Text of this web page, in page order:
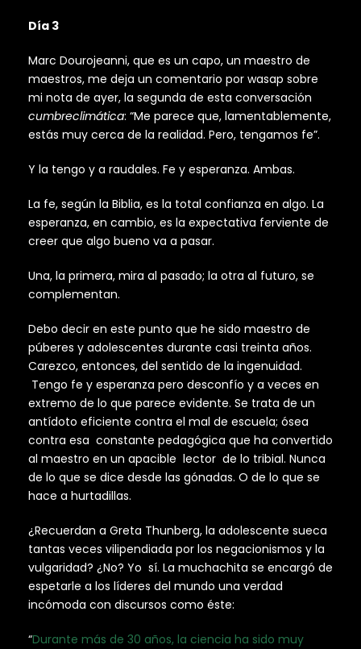
Día 3
Marc Dourojeanni, que es un capo, un maestro de
maestros, me deja un comentario por wasap sobre
mi nota de ayer, la segunda de esta conversación
cumbreclimática: “Me parece que, lamentablemente,
estás muy cerca de la realidad. Pero, tengamos fe”.
Y la tengo y a raudales. Fe y esperanza. Ambas.
La fe, según la Biblia, es la total confianza en algo. La
esperanza, en cambio, es la expectativa ferviente de
creer que algo bueno va a pasar.
Una, la primera, mira al pasado; la otra al futuro, se
complementan.
Debo decir en este punto que he sido maestro de
púberes y adolescentes durante casi treinta años.
Carezco, entonces, del sentido de la ingenuidad.
Tengo fe y esperanza pero desconfío y a veces en
extremo de lo que parece evidente. Se trata de un
antídoto eficiente contra el mal de escuela; ósea
contra esa constante pedagógica que ha convertido
al maestro en un apacible lector de lo tribial. Nunca
de lo que se dice desde las gónadas. O de lo que se
hace a hurtadillas.
¿Recuerdan a Greta Thunberg, la adolescente sueca
tantas veces vilipendiada por los negacionismos y la
vulgaridad? ¿No? Yo sí. La muchachita se encargó de
espetarle a los líderes del mundo una verdad
incómoda con discursos como éste:
“Durante más de 30 años, la ciencia ha sido muy